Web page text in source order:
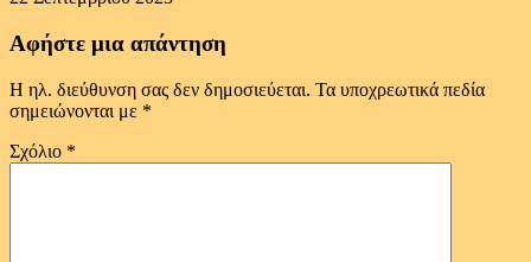
Αφήστε μια απάντηση
Η ηλ. διεύθυνση σας δεν δημοσιεύεται. Τα υποχρεωτικά πεδία
σημειώνονται με *
Σχόλιο *